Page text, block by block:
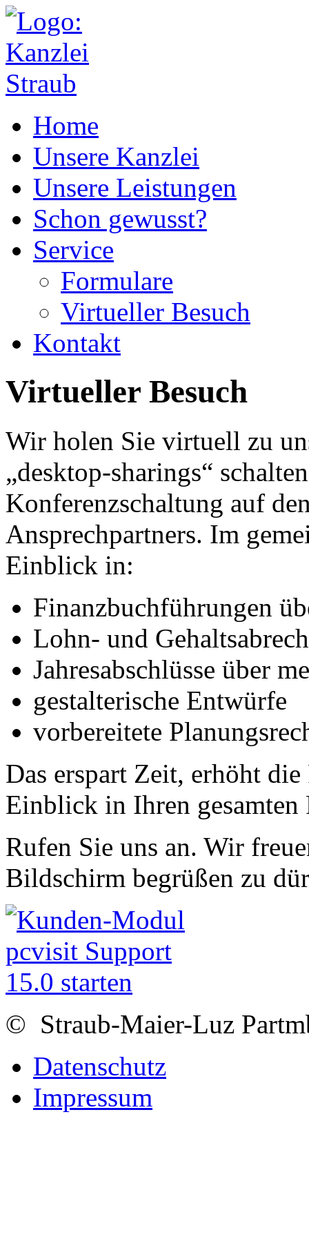
Home
Unsere Kanzlei
Unsere Leistungen
Schon gewusst?
Service
Formulare
Virtueller Besuch
Kontakt
Virtueller Besuch
Wir holen Sie virtuell zu
„desktop-sharings“
Konferenzschaltung auf
Ansprechpartners. Im
Einblick in:
Finanzbuchführungen
Lohn- und
Jahresabschlüsse über
gestalterische Entwürfe
vorbereitete
Das erspart Zeit, erhöht
Einblick in Ihren gesamten
Rufen Sie uns an. Wir
Bildschirm begrüßen zu
© Straub-Maier-Luz
Datenschutz
Impressum